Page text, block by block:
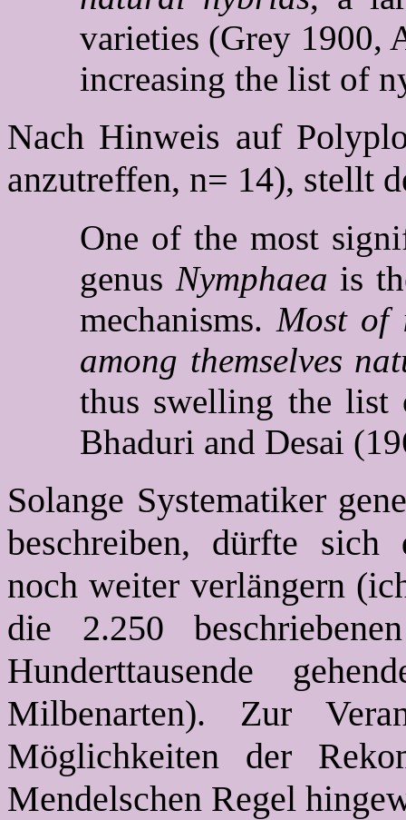
varieties (Grey 1900,
increasing the list of
Nach Hinweis auf
anzutreffen, n= 14), stellt
One of the most
genus Nymphaea is
mechanisms. Most of
among themselves
thus swelling the list
Bhaduri and Desai
Solange Systematiker
beschreiben, dürfte
noch weiter verlängern
die 2.250
Hunderttausende
Milbenarten). Zur
Möglichkeiten der
Mendelschen Regel